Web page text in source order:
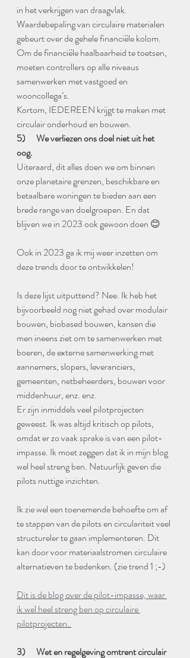
in het verkrijgen van draagvlak.
Waardebepaling van circulaire materialen
gebeurt over de gehele financiële kolom.
Om de financiële haalbaarheid te toetsen,
moeten controllers op alle niveaus
samenwerken met vastgoed en
wooncollega’s.
Kortom, IEDEREEN krijgt te maken met
circulair onderhoud en bouwen.
5)      We verliezen ons doel niet uit het
oog.
Uiteraard, dit alles doen we om binnen
onze planetaire grenzen, beschikbare en
betaalbare woningen te bieden aan een
brede range van doelgroepen. En dat
blijven we in 2023 ook gewoon doen 😊
Ook in 2023 ga ik mij weer inzetten om
deze trends door te ontwikkelen!
Is deze lijst uitputtend? Nee. Ik heb het
bijvoorbeeld nog niet gehad over modulair
bouwen, biobased bouwen, kansen die
men ineens ziet om te samenwerken met
boeren, de externe samenwerking met
aannemers, slopers, leveranciers,
gemeenten, netbeheerders, bouwen voor
middenhuur, enz. enz.
Er zijn inmiddels veel pilotprojecten
geweest. Ik was altijd kritisch op pilots,
omdat er zo vaak sprake is van een pilot-
impasse. Ik moet zeggen dat ik in mijn blog
wel heel streng ben. Natuurlijk geven die
pilots nuttige inzichten.
Ik zie wel een toenemende behoefte om af
te stappen van de pilots en circulariteit veel
structureler te gaan implementeren. Dit
kan door voor materiaalstromen circulaire
alternatieven te bedenken. (zie trend 1 ;-)
Dit is de blog over de pilot-impasse, waar
ik wel heel streng ben op circulaire
pilotprojecten.
3)      Wet en regelgeving omtrent circulair